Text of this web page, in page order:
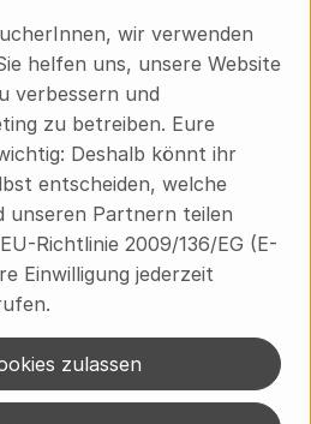
Süstedt , dem
Bauckhöfe und zugleich
Betriebe
seit 1932, dass echte
Tierwohl und ehrliches
Magazin - wir stehen für
eine Haltung, die selten
wir verwenden
helfen uns, unsere Website
verbessern und
zu betreiben. Eure
Deshalb könnt ihr
entscheiden, welche
unseren Partnern teilen
Richtlinie 2009/136/EG (E-
Einwilligung jederzeit
zulassen